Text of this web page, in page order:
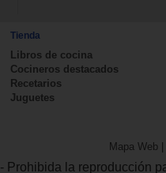
Tienda
Libros de cocina
Cocineros destacados
Recetarios
Juguetes
Mapa Web |
- Prohibida la reproducción